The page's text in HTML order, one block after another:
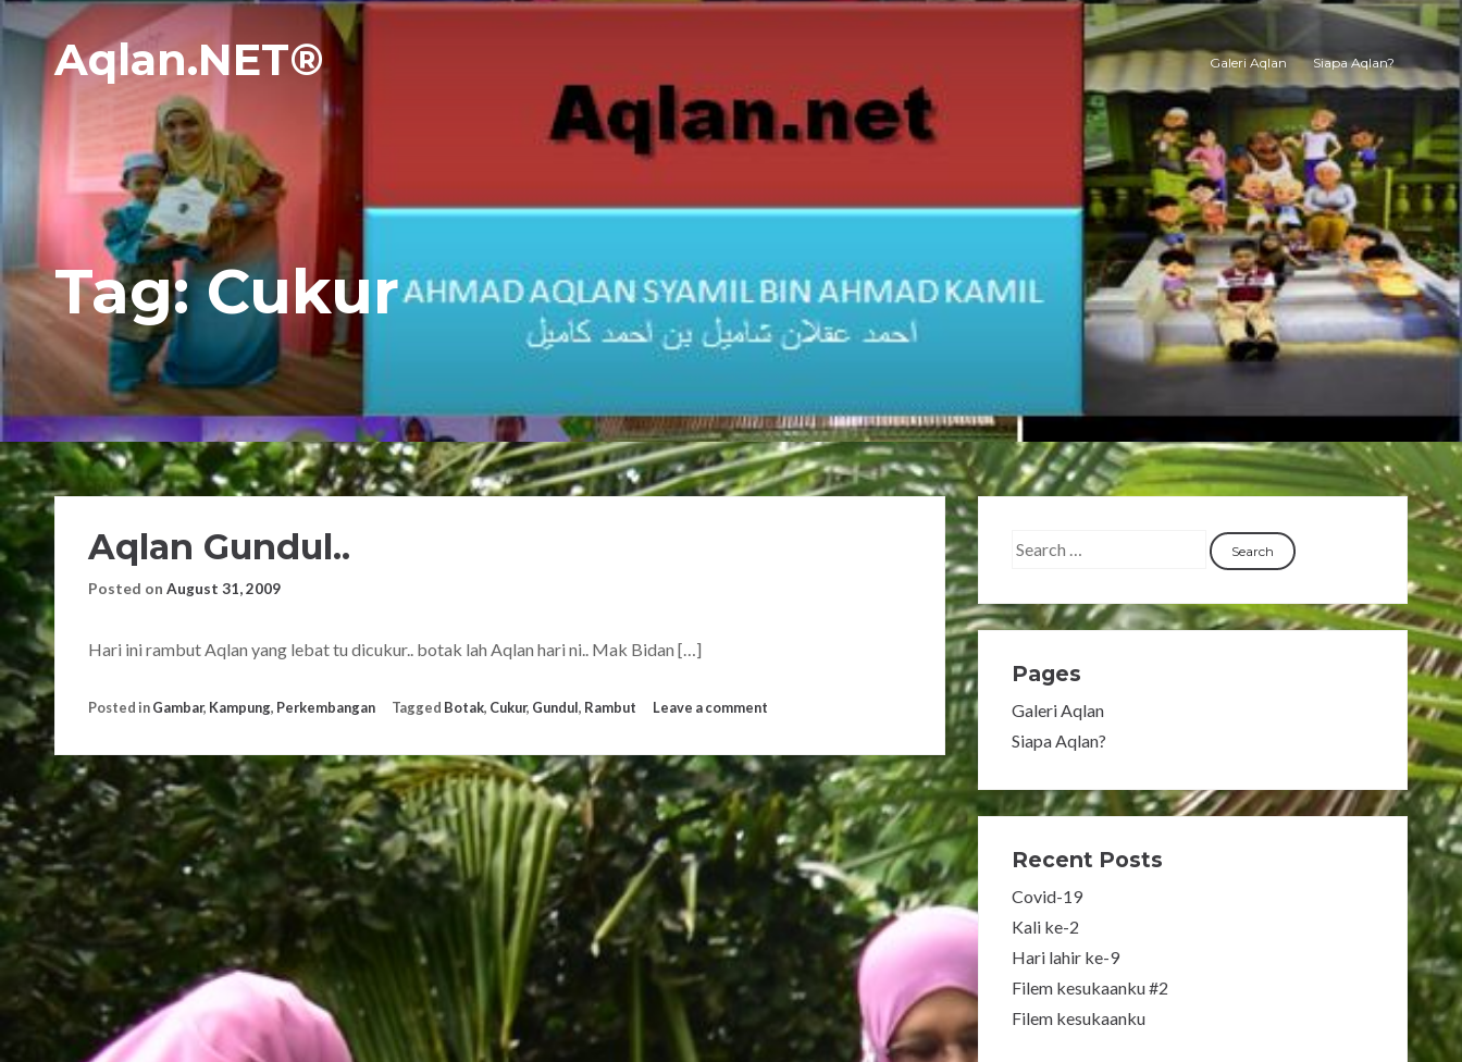
Aqlan.NET® Galeri Aqlan Siapa Aqlan?
Tag:Cukur
Aqlan Gundul..
Posted on August 31, 2009
Hari ini rambut Aqlan yang lebat tu dicukur.. botak lah Aqlan hari ni.. Mak Bidan […]
Posted inGambar, Kampung, Perkembangan Tagged Botak, Cukur, Gundul, Rambut Leave a comment
Pages
Galeri Aqlan
Siapa Aqlan?
Recent Posts
Covid-19
Kali ke-2
Hari lahir ke-9
Filem kesukaanku #2
Filem kesukaanku